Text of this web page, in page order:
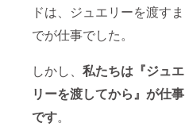
ドは、ジュエリーを渡すま
でが仕事でした。
しかし、 私たちは『ジュエ
リーを渡してから』が仕事
です。